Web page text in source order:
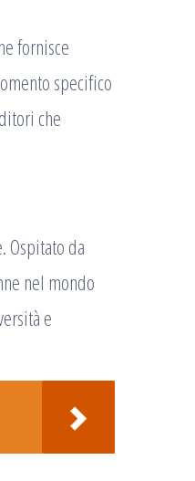
fornisce
specifico
che
Ospitato da
nel mondo
e